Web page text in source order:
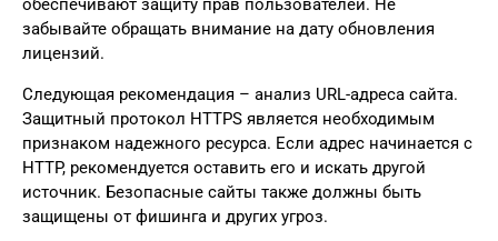
обеспечивают защиту прав пользователей. Не
забывайте обращать внимание на дату обновления
лицензий.
Следующая рекомендация – анализ URL-адреса сайта.
Защитный протокол HTTPS является необходимым
признаком надежного ресурса. Если адрес начинается с
HTTP, рекомендуется оставить его и искать другой
источник. Безопасные сайты также должны быть
защищены от фишинга и других угроз.